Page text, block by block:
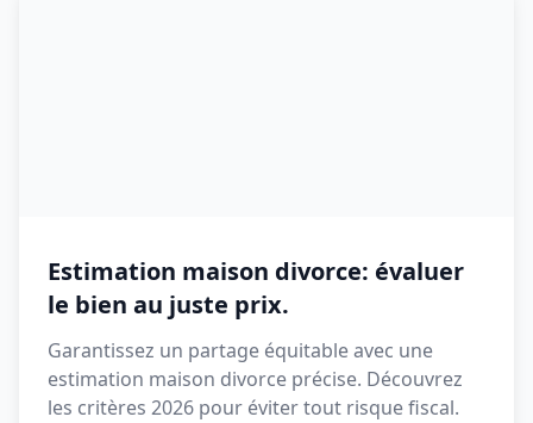
Estimation maison divorce: évaluer
le bien au juste prix.
Garantissez un partage équitable avec une
estimation maison divorce précise. Découvrez
les critères 2026 pour éviter tout risque fiscal.